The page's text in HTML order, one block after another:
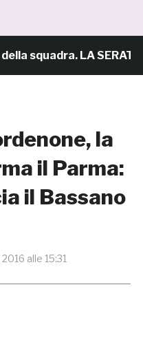
LA SERATA
la
il Parma:
il Bassano
alle 15:31